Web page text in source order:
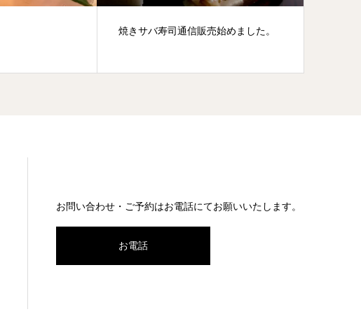
焼きサバ寿司通信販売始めました。
お問い合わせ・ご予約はお電話にてお願いいたします。
お電話